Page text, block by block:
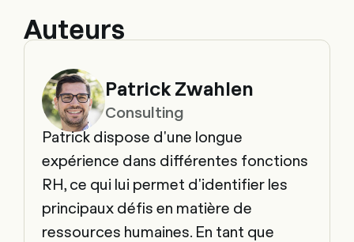
Auteurs
Patrick Zwahlen
Consulting
Patrick dispose d'une longue
expérience dans différentes fonctions
RH, ce qui lui permet d'identifier les
principaux défis en matière de
ressources humaines. En tant que